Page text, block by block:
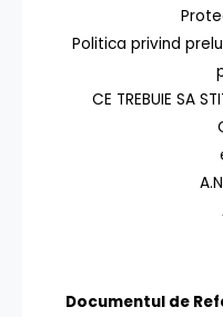
Politica privind
CE TREBUIE SA
Documentul de